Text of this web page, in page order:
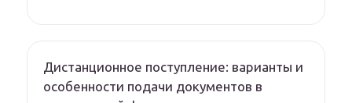
Дистанционное поступление: варианты и
особенности подачи документов в